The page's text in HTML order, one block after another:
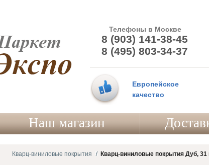
Телефоны в Москве
8 (903) 141-38-45
8 (495) 803-34-37
Европейское
качество
Наш магазин
Кварц-виниловые покрытия Кварц-виниловые покрытия Дуб, 31